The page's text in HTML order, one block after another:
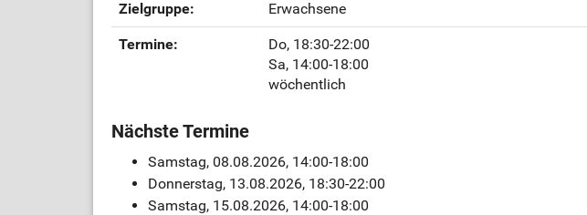
Zielgruppe: Erwachsene
Termine:
Do, 18:30-22:00
Sa, 14:00-18:00
wöchentlich
Nächste Termine
Samstag, 08.08.2026, 14:00-18:00
Donnerstag, 13.08.2026, 18:30-22:00
Samstag, 15.08.2026, 14:00-18:00